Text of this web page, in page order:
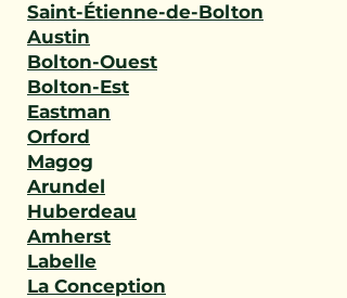
Saint-Étienne-de-Bolton
Austin
Bolton-Ouest
Bolton-Est
Eastman
Orford
Magog
Arundel
Huberdeau
Amherst
Labelle
La Conception